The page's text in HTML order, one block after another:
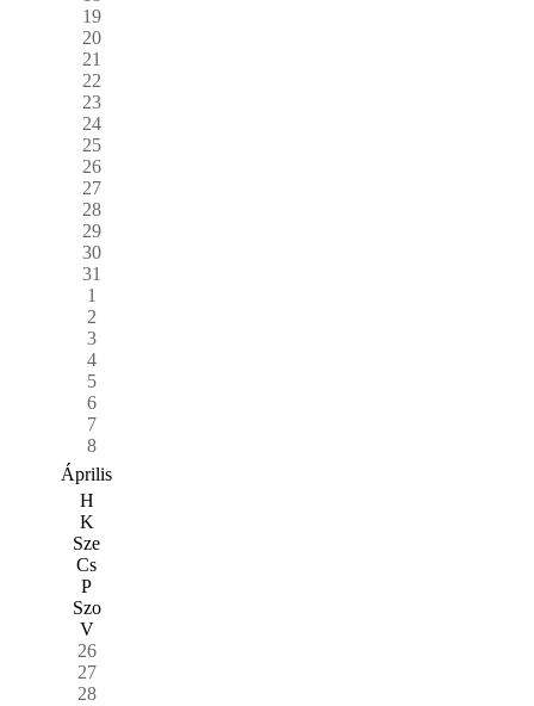
19
20
21
22
23
24
25
26
27
28
29
30
31
1
2
3
4
5
6
7
8
Április
H
K
Sze
Cs
P
Szo
V
26
27
28